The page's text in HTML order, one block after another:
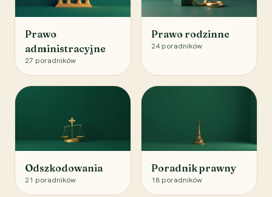
Prawo
administracyjne
27 poradników
Prawo rodzinne
24 poradników
Odszkodowania
21 poradników
Poradnik prawny
18 poradników